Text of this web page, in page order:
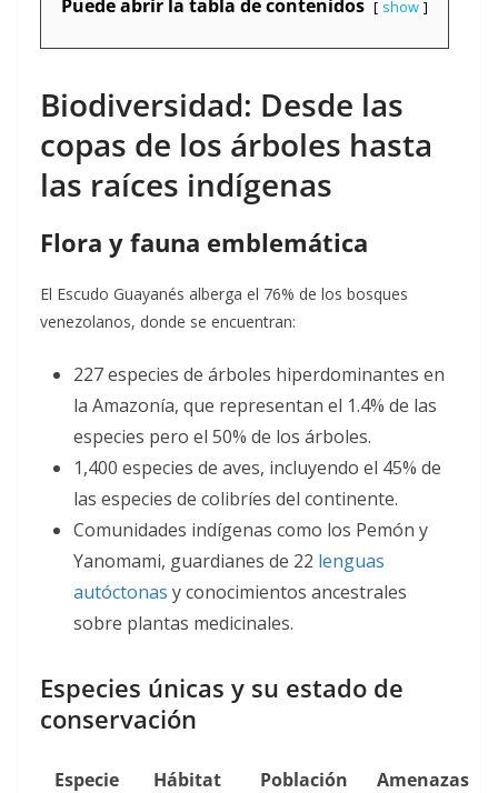
Puede abrir la tabla de contenidos show
Biodiversidad: Desde las
copas de los árboles hasta
las raíces indígenas
Flora y fauna emblemática
El Escudo Guayanés alberga el 76% de los bosques
venezolanos, donde se encuentran:
227 especies de árboles hiperdominantes en
la Amazonía, que representan el 1.4% de las
especies pero el 50% de los árboles.
1,400 especies de aves, incluyendo el 45% de
las especies de colibríes del continente.
Comunidades indígenas como los Pemón y
Yanomami, guardianes de 22 lenguas
autóctonas y conocimientos ancestrales
sobre plantas medicinales.
Especies únicas y su estado de
conservación
Especie Hábitat
Población
Amenazas